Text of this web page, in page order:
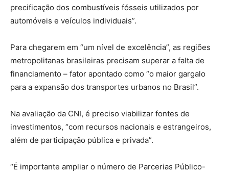
precificação dos combustíveis fósseis utilizados por
automóveis e veículos individuais”.
Para chegarem em “um nível de excelência”, as regiões
metropolitanas brasileiras precisam superar a falta de
financiamento – fator apontado como “o maior gargalo
para a expansão dos transportes urbanos no Brasil”.
Na avaliação da CNI, é preciso viabilizar fontes de
investimentos, “com recursos nacionais e estrangeiros,
além de participação pública e privada”.
“É importante ampliar o número de Parcerias Público-